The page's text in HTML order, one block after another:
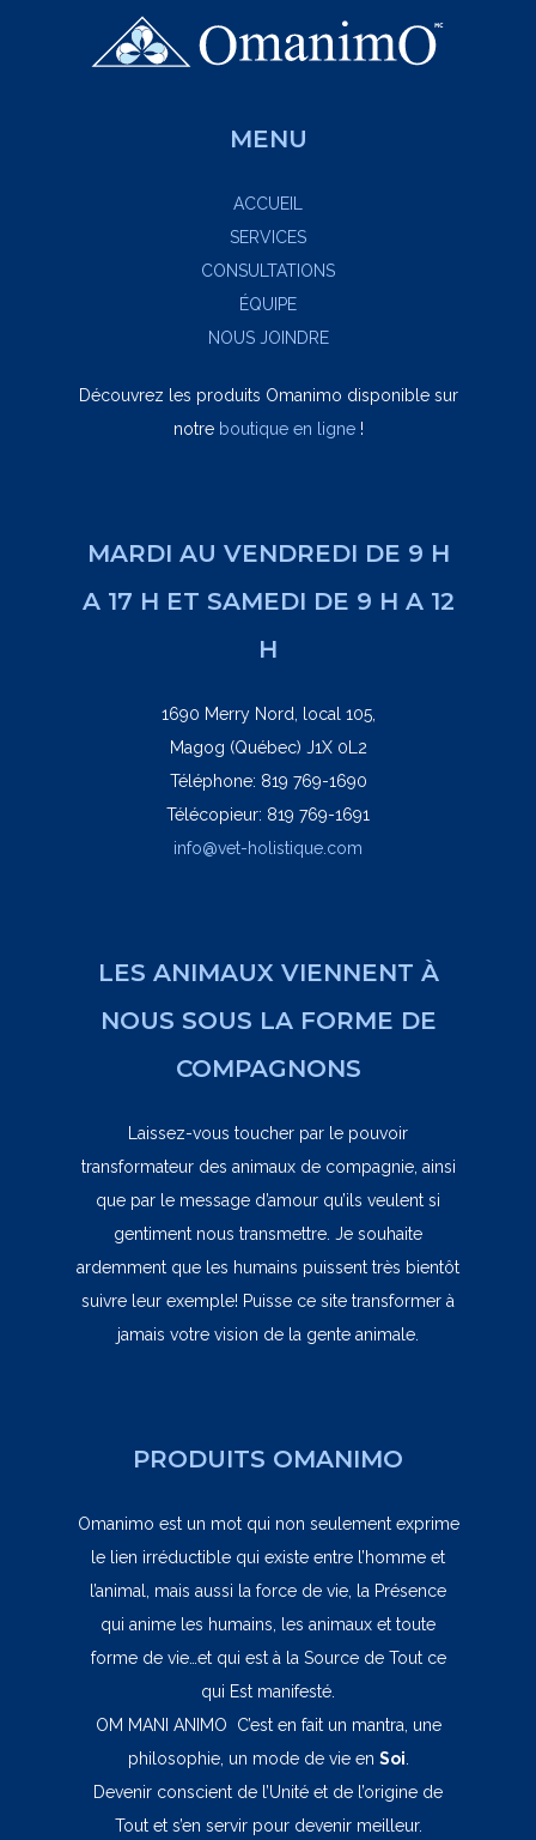
MENU
ACCUEIL
SERVICES
CONSULTATIONS
ÉQUIPE
NOUS JOINDRE
Découvrez les produits Omanimo disponible sur
notre boutique en ligne!
MARDI AU VENDREDI DE 9 H
A 17 H ET SAMEDI DE 9 H A 12
H
1690 Merry Nord, local 105,
Magog (Québec) J1X 0L2
Téléphone: 819 769-1690
Télécopieur: 819 769-1691
info@vet-holistique.com
LES ANIMAUX VIENNENT À
NOUS SOUS LA FORME DE
COMPAGNONS
Laissez-vous toucher par le pouvoir
transformateur des animaux de compagnie, ainsi
que par le message d’amour qu’ils veulent si
gentiment nous transmettre. Je souhaite
ardemment que les humains puissent très bientôt
suivre leur exemple! Puisse ce site transformer à
jamais votre vision de la gente animale.
PRODUITS OMANIMO
Omanimo est un mot qui non seulement exprime
le lien irréductible qui existe entre l’homme et
l’animal, mais aussi la force de vie, la Présence
qui anime les humains, les animaux et toute
forme de vie…et qui est à la Source de Tout ce
qui Est manifesté.
OM MANI ANIMO C’est en fait un mantra, une
philosophie, un mode de vie en Soi
Devenir conscient de l’Unité et de l’origine de
Tout et s’en servir pour devenir meilleur.